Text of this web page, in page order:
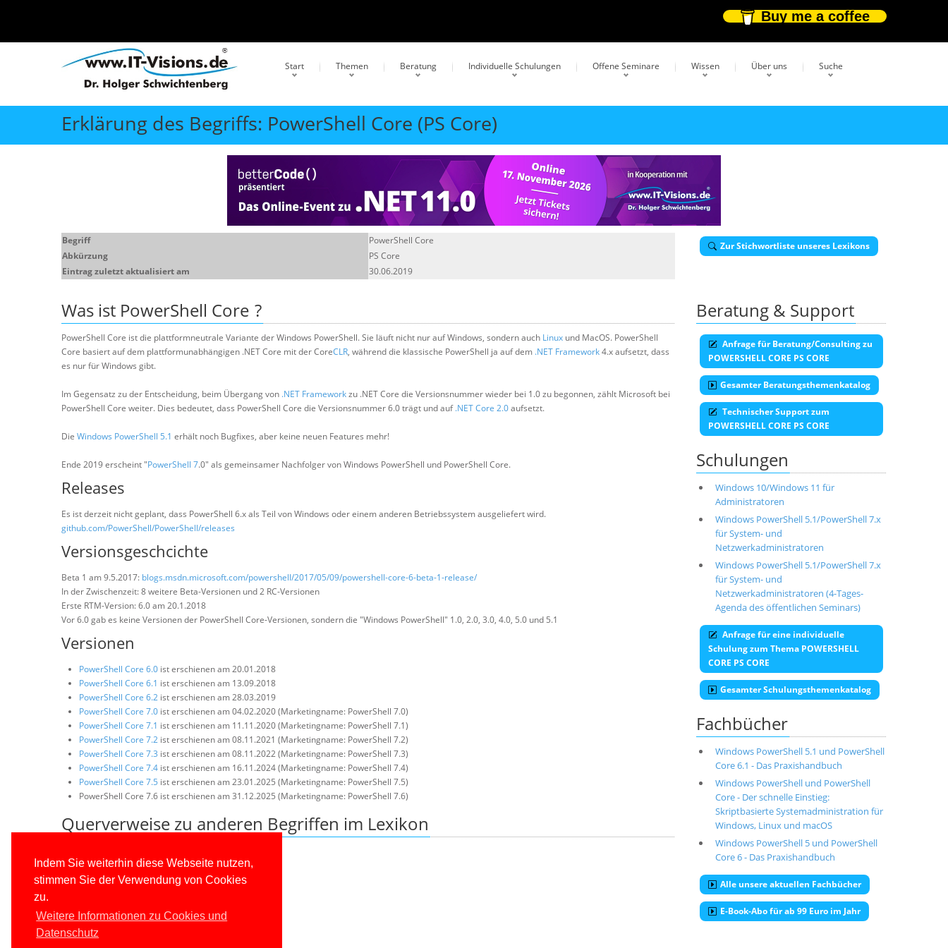
Indem Sie weiterhin diese Webseite nutzen,
stimmen Sie der Verwendung von Cookies
zu.
Weitere Informationen zu Cookies und
Datenschutz
Buy me a coffee
Start Themen Beratung Individuelle Schulungen Offene Seminare Wissen Über uns Suche
Erklärung des Begriffs: PowerShell Core (PS Core)
Begriff
PowerShell Core
Abkürzung
PS Core
Eintrag zuletzt aktualisiert am
30.06.2019
Zur Stichwortliste unseres Lexikons
Was ist PowerShell Core ?
PowerShell Core ist die plattformneutrale Variante der Windows PowerShell. Sie läuft nicht nur auf Windows, sondern auch Linux und MacOS. PowerShell
Core basiert auf dem plattformunabhängigen .NET Core mit der CoreCLR, während die klassische PowerShell ja auf dem .NET Framework4.x aufsetzt, dass
es nur für Windows gibt.
Im Gegensatz zu der Entscheidung, beim Übergang von .NET Frameworkzu .NET Core die Versionsnummer wieder bei 1.0 zu begonnen, zählt Microsoft bei
PowerShell Core weiter. Dies bedeutet, dass PowerShell Core die Versionsnummer 6.0 trägt und auf.NET Core 2.0aufsetzt.
Die Windows PowerShell 5.1 erhält noch Bugfixes, aber keine neuen Features mehr!
Ende 2019 erscheint "PowerShell 7.0" als gemeinsamer Nachfolger von Windows PowerShell und PowerShell Core.
Releases
Es ist derzeit nicht geplant, dass PowerShell 6.x als Teil von Windows oder einem anderen Betriebssystem ausgeliefert wird.
github.com/PowerShell/PowerShell/releases
Versionsgeschcichte
Beta 1 am 9.5.2017: blogs.msdn.microsoft.com/powershell/2017/05/09/powershell-core-6-beta-1-release/
In der Zwischenzeit: 8 weitere Beta-Versionen und 2 RC-Versionen
Erste RTM-Version: 6.0 am 20.1.2018
Vor 6.0 gab es keine Versionen der PowerShell Core-Versionen, sondern die "Windows PowerShell" 1.0, 2.0, 3.0, 4.0, 5.0 und 5.1
Versionen
PowerShell Core 6.0 ist erschienen am 20.01.2018
PowerShell Core 6.1 ist erschienen am 13.09.2018
PowerShell Core 6.2 ist erschienen am 28.03.2019
PowerShell Core 7.0 ist erschienen am 04.02.2020 (Marketingname: PowerShell 7.0)
PowerShell Core 7.1 ist erschienen am 11.11.2020 (Marketingname: PowerShell 7.1)
PowerShell Core 7.2 ist erschienen am 08.11.2021 (Marketingname: PowerShell 7.2)
PowerShell Core 7.3 ist erschienen am 08.11.2022 (Marketingname: PowerShell 7.3)
PowerShell Core 7.4 ist erschienen am 16.11.2024 (Marketingname: PowerShell 7.4)
PowerShell Core 7.5 ist erschienen am 23.01.2025 (Marketingname: PowerShell 7.5)
PowerShell Core 7.6 ist erschienen am 31.12.2025 (Marketingname: PowerShell 7.6)
Querverweise zu anderen Begriffen im Lexikon
.NET Framework
.NET Core 2.0
Common Language Runtime (CLR)
Beratung & Support
Anfrage für Beratung/Consulting zu
POWERSHELL CORE PS CORE
Gesamter Beratungsthemenkatalog
Technischer Support zum
POWERSHELL CORE PS CORE
Schulungen
Windows 10/Windows 11 für
Administratoren
Windows PowerShell 5.1/PowerShell 7.x
für System- und
Netzwerkadministratoren
Windows PowerShell 5.1/PowerShell 7.x
für System- und
Netzwerkadministratoren (4-Tages-
Agenda des öffentlichen Seminars)
Anfrage für eine individuelle
Schulung zum Thema POWERSHELL
CORE PS CORE
Gesamter Schulungsthemenkatalog
Fachbücher
Windows PowerShell 5.1 und PowerShell
Core 6.1 - Das Praxishandbuch
Windows PowerShell und PowerShell
Core - Der schnelle Einstieg:
Skriptbasierte Systemadministration für
Windows, Linux und macOS
Windows PowerShell 5 und PowerShell
Core 6 - Das Praxishandbuch
Alle unsere aktuellen Fachbücher
E-Book-Abo für ab 99 Euro im Jahr